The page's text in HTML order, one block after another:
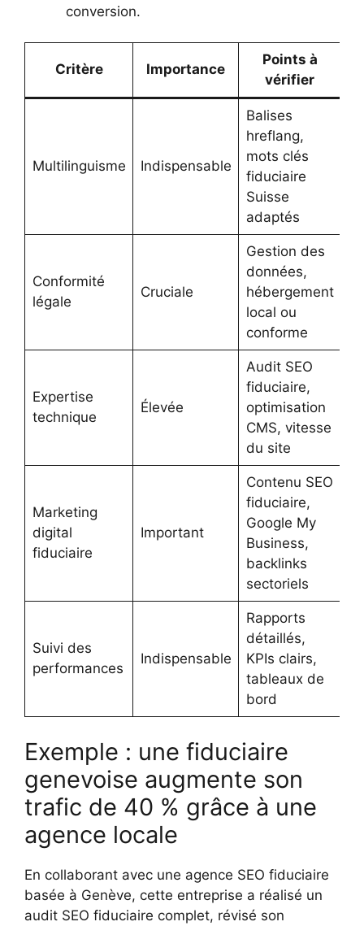
conversion.
Critère Importance
Points à
vérifier
Multilinguisme Indispensable
Balises
hreflang,
mots clés
fiduciaire
Suisse
adaptés
Conformité
légale
Cruciale
Gestion des
données,
hébergement
local ou
conforme
Expertise
technique
Élevée
Audit SEO
fiduciaire,
optimisation
CMS, vitesse
du site
Marketing
digital
fiduciaire
Important
Contenu SEO
fiduciaire,
Google My
Business,
backlinks
sectoriels
Suivi des
performances
Indispensable
Rapports
détaillés,
KPIs clairs,
tableaux de
bord
Exemple : une fiduciaire
genevoise augmente son
trafic de 40 % grâce à une
agence locale
En collaborant avec une agence SEO fiduciaire
basée à Genève, cette entreprise a réalisé un
audit SEO fiduciaire complet, révisé son